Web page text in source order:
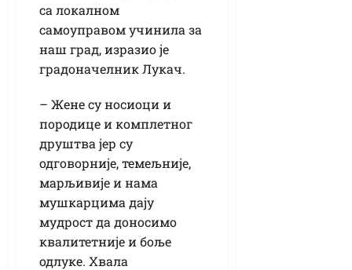
са локалном
самоуправом учинила за
наш град, изразио је
градоначелник Лукач.
– Жене су носиоци и
породице и комплетног
друштва јер су
одговорније, темељније,
марљивије и нама
мушкарцима дају
мудрост да доносимо
квалитетније и боље
одлуке. Хвала